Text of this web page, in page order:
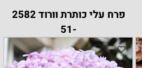
פרח עלי כותרת וורוד 2582
-51